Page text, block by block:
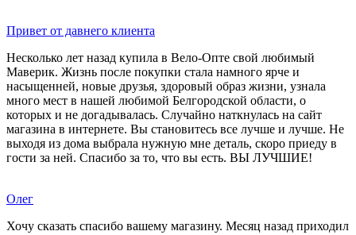
Привет от давнего клиента
Несколько лет назад купила в Вело-Опте свой любимый
Маверик. Жизнь после покупки стала намного ярче и
насыщенней, новые друзья, здоровый образ жизни, узнала
много мест в нашей любимой Белгородской области, о
которых и не догадывалась. Случайно наткнулась на сайт
магазина в интернете. Вы становитесь все лучше и лучше. Не
выходя из дома выбрала нужную мне деталь, скоро приеду в
гости за ней. Спасибо за то, что вы есть. ВЫ ЛУЧШИЕ!
Олег
Хочу сказать спасибо вашему магазину. Месяц назад приходил